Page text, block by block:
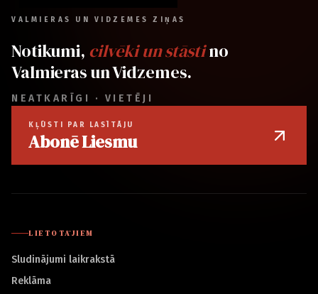
VALMIERAS UN VIDZEMES ZIŅAS
Notikumi, cilvēki un stāstino
Valmieras un Vidzemes.
NEATKARĪGI · VIETĒJI
KĻŪSTI PAR LASĪTĀJU
Abonē Liesmu
LIETOTĀJIEM
Sludinājumi laikrakstā
Reklāma